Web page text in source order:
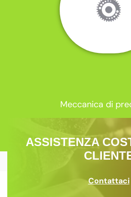
Meccanica di
ASSISTENZA
Contattaci